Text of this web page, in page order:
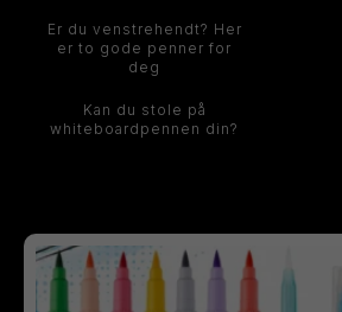
Er du venstrehendt? Her
er to gode penner for
deg
Kan du stole på
whiteboardpennen din?